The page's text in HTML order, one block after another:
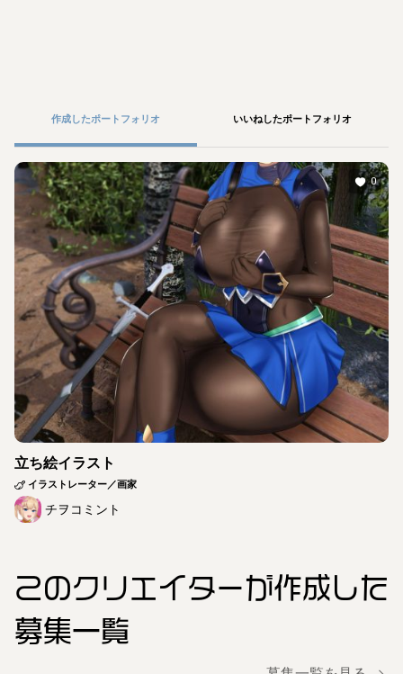
作成したポートフォリオ いいねしたポートフォリオ
0
立ち絵イラスト
イラストレーター／画家
チヲコミント
このクリエイターが作成した
募集一覧